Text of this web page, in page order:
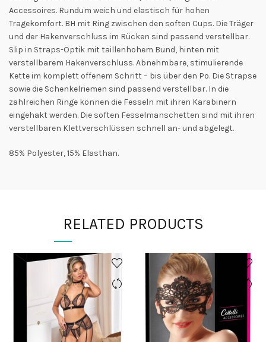
Accessoires. Rundum weich und elastisch für hohen
Tragekomfort. BH mit Ring zwischen den soften Cups. Die Träger
und der Hakenverschluss im Rücken sind passend verstellbar.
Slip in Straps-Optik mit taillenhohem Bund, hinten mit
verstellbarem Hakenverschluss. Abnehmbare, stimulierende
Kette im komplett offenem Schritt – bis über den Po. Die Strapse
sowie die Schenkelriemen sind passend verstellbar. In die
zahlreichen Ringe können die Fesseln mit ihren Karabinern
eingehakt werden. Die soften Fesselmanschetten sind mit ihren
verstellbaren Klettverschlüssen schnell an- und abgelegt.
85% Polyester, 15% Elasthan.
RELATED PRODUCTS